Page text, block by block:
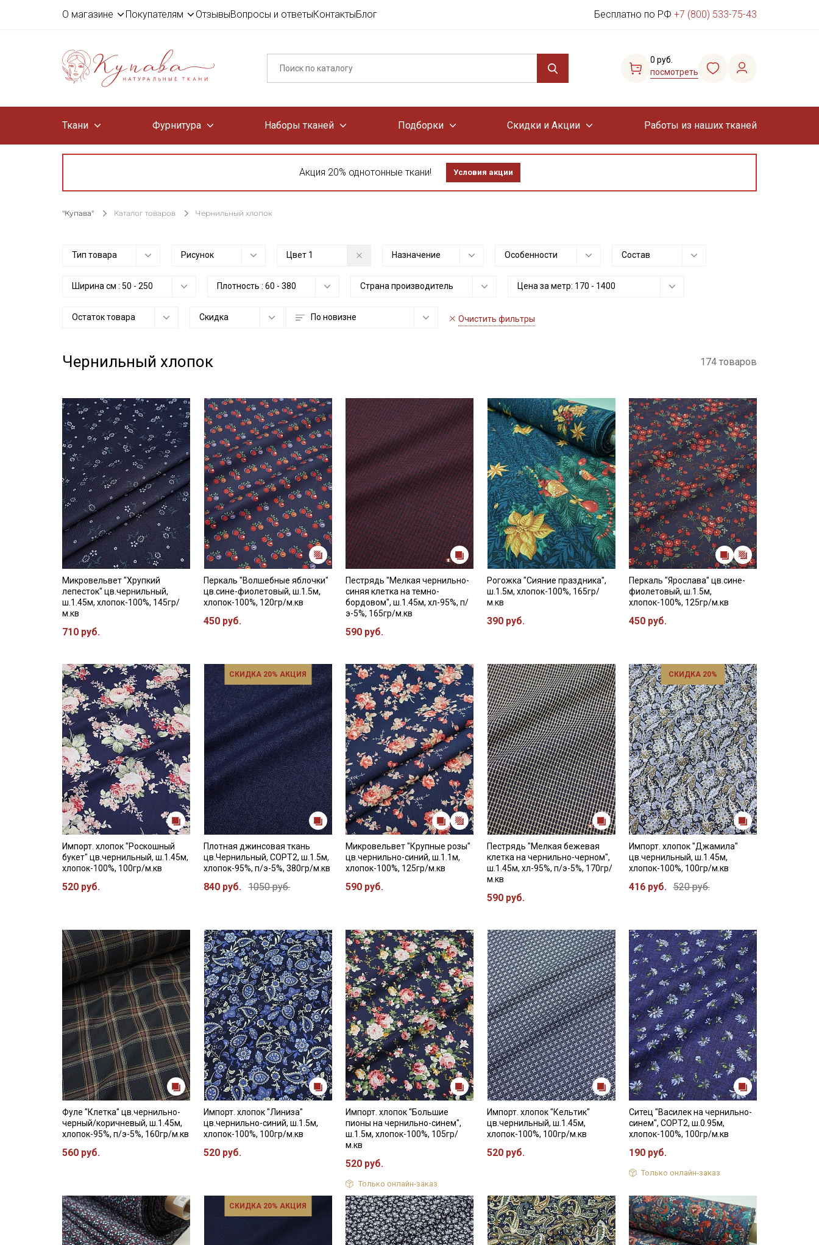
О магазине Покупателям ОтзывыВопросы и ответыКонтактыБлог Бесплатно по РФ +7 (800) 533-75-43
0 руб.
посмотреть
Ткани Фурнитура Наборы тканей Подборки Скидки и Акции Работы из наших тканей
Акция 20% однотонные ткани! Условия акции
"Купава" Каталог товаров Чернильный хлопок
Тип товара Рисунок Цвет 1 Назначение Особенности Состав
Ширина см : 50 - 250 Плотность : 60 - 380 Страна производитель Цена за метр: 170 - 1400
Остаток товара Скидка По новизне Очистить фильтры
Чернильный хлопок 174 товаров
Микровельвет "Хрупкий
лепесток" цв.чернильный,
ш.1.45м, хлопок-100%, 145гр/
м.кв
710 руб.
Перкаль "Волшебные яблочки"
цв.сине-фиолетовый, ш.1.5м,
хлопок-100%, 120гр/м.кв
450 руб.
Пестрядь "Мелкая чернильно-
синяя клетка на темно-
бордовом", ш.1.45м, хл-95%, п/
э-5%, 165гр/м.кв
590 руб.
Рогожка "Сияние праздника",
ш.1.5м, хлопок-100%, 165гр/
м.кв
390 руб.
Перкаль "Ярослава" цв.сине-
фиолетовый, ш.1.5м,
хлопок-100%, 125гр/м.кв
450 руб.
Импорт. хлопок "Роскошный
букет" цв.чернильный, ш.1.45м,
хлопок-100%, 100гр/м.кв
520 руб.
СКИДКА 20% АКЦИЯ
Плотная джинсовая ткань
цв.Чернильный, СОРТ2, ш.1.5м,
хлопок-95%, п/э-5%, 380гр/м.кв
840 руб. 1050 руб.
Микровельвет "Крупные розы"
цв.чернильно-синий, ш.1.1м,
хлопок-100%, 125гр/м.кв
590 руб.
Пестрядь "Мелкая бежевая
клетка на чернильно-черном",
ш.1.45м, хл-95%, п/э-5%, 170гр/
м.кв
590 руб.
СКИДКА 20%
Импорт. хлопок "Джамила"
цв.чернильный, ш.1.45м,
хлопок-100%, 100гр/м.кв
416 руб. 520 руб.
Фуле "Клетка" цв.чернильно-
черный/коричневый, ш.1.45м,
хлопок-95%, п/э-5%, 160гр/м.кв
560 руб.
Импорт. хлопок "Линиза"
цв.чернильно-синий, ш.1.5м,
хлопок-100%, 100гр/м.кв
520 руб.
Импорт. хлопок "Большие
пионы на чернильно-синем",
ш.1.5м, хлопок-100%, 105гр/
м.кв
520 руб.
Только онлайн-заказ
Импорт. хлопок "Кельтик"
цв.чернильный, ш.1.45м,
хлопок-100%, 100гр/м.кв
520 руб.
Ситец "Василек на чернильно-
синем", СОРТ2, ш.0.95м,
хлопок-100%, 100гр/м.кв
190 руб.
Только онлайн-заказ
СКИДКА 20% АКЦИЯ
Секретная рассылка от
Купава
Мы публикуем здесь дополнительные
промокоды и скидки до 30% на узкие
категории тканей
Электронная почта
Подписаться
Ознакомлен(а) сПолитикой обработки персональных
и даюСогласие на обработку персональных